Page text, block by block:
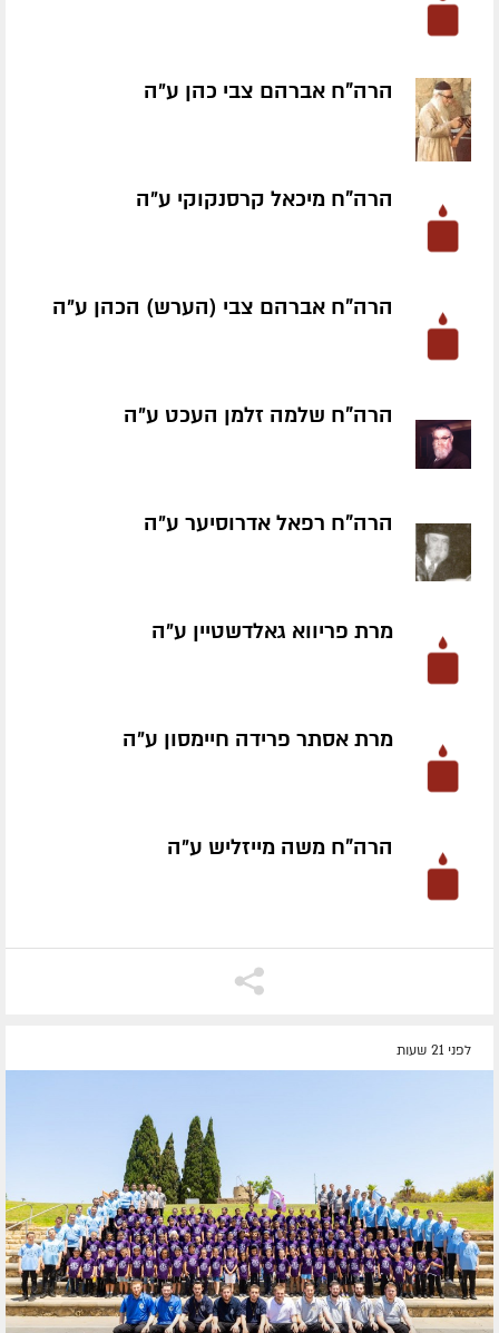
הרה"ח אברהם צבי כהן ע״ה
הרה"ח מיכאל קרסנקוקי ע״ה
הרה"ח אברהם צבי (הערש) הכהן ע״ה
הרה"ח שלמה זלמן העכט ע״ה
הרה"ח רפאל אדרוסיער ע״ה
מרת פריווא גאלדשטיין ע״ה
מרת אסתר פרידה חיימסון ע״ה
הרה"ח משה מייזליש ע״ה
לפני 21 שעות